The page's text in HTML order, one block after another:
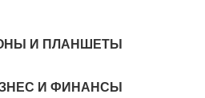
И ПЛАНШЕТЫ
И ФИНАНСЫ